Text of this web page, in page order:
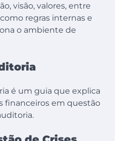
visão, valores, entre
regras internas e
o ambiente de
é um guia que explica
financeiros em questão